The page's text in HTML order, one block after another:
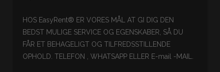
HOS EasyRent® ER VORES MÅL AT GI DIG DEN
BEDST MULIGE SERVICE OG EGENSKABER, SÅ DU
FÅR ET BEHAGELIGT OG TILFREDSSTILLENDE
OPHOLD. TELEFON , WHATSAPP ELLER E-mail -MAIL.